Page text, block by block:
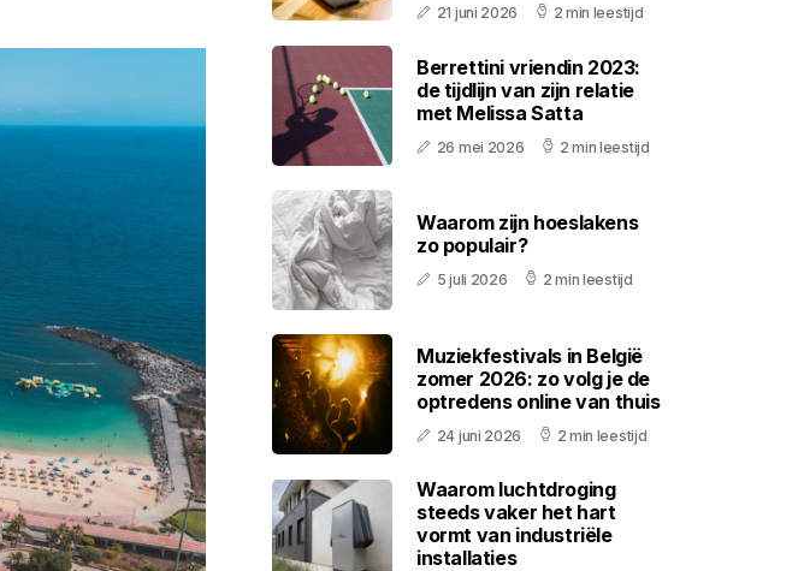
21 juni 2026 2 min leestijd
Berrettini vriendin 2023:
de tijdlijn van zijn relatie
met Melissa Satta
26 mei 2026 2 min leestijd
Waarom zijn hoeslakens
zo populair?
5 juli 2026 2 min leestijd
Muziekfestivals in België
zomer 2026: zo volg je de
optredens online van thuis
24 juni 2026 2 min leestijd
Waarom luchtdroging
steeds vaker het hart
vormt van industriële
installaties